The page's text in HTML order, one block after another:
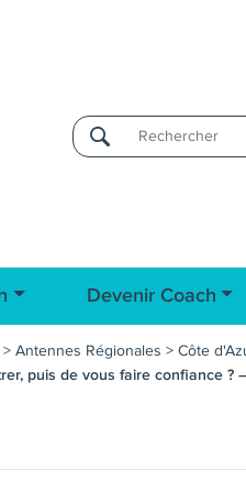
Username
Devenir Coach
> Antennes Régionales > Côte
puis de vous faire confiance ?